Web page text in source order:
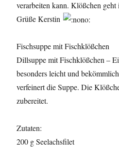
verarbeiten kann. Klößchen
Grüße Kerstin
Fischsuppe mit Fischklößchen
Dillsuppe mit Fischklößchen –
besonders leicht und
verfeinert die Suppe. Die
zubereitet.
Zutaten:
200 g Seelachsfilet